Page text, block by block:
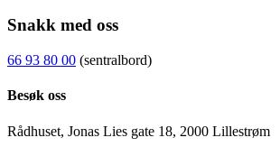
Snakk med oss
66 93 80 00 (sentralbord)
Besøk oss
Rådhuset, Jonas Lies gate 18, 2000 Lillestrøm